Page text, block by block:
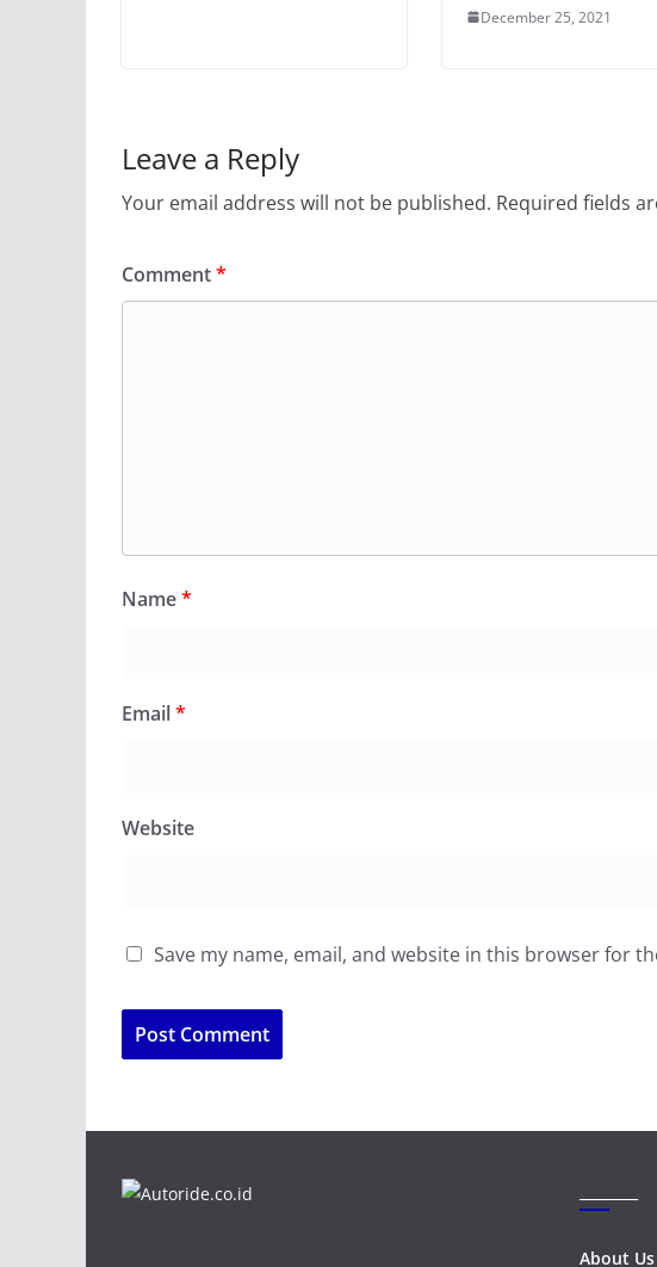
December 25, 2021
Leave a Reply
Your email address will not be published. Required fields
Comment*
Name*
Email*
Website
Save my name, email, and website in this browser for
About Us